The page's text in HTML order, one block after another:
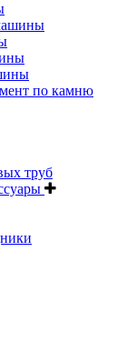
по камню
труб